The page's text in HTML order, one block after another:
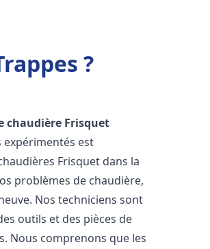
?
chaudière Frisquet
expérimentés est
Frisquet dans la
problèmes de chaudière,
Nos techniciens sont
outils et des pièces de
Nous comprenons que les